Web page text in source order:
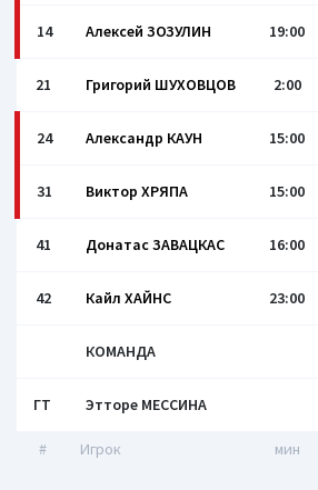
14 Алексей ЗОЗУЛИН 19:00
21 Григорий ШУХОВЦОВ 2:00
24 Александр КАУН 15:00
31 Виктор ХРЯПА 15:00
41 Донатас ЗАВАЦКАС 16:00
42 Кайл ХАЙНС 23:00
КОМАНДА
ГТ Этторе МЕССИНА
# Игрок мин